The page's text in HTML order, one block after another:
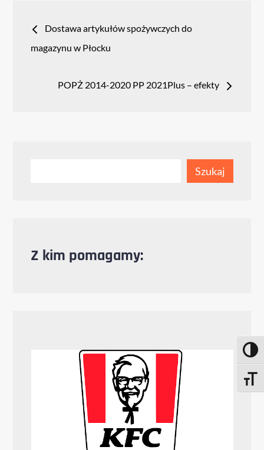
Nawigacja
wpisu
Dostawa artykułów spożywczych do
magazynu w Płocku
POPŻ 2014-2020 PP 2021Plus – efekty
Szukaj
Z kim pomagamy: